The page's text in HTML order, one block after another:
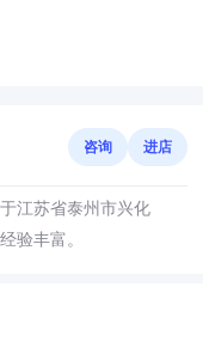
咨询 进店
江苏省泰州市兴化
验丰富。